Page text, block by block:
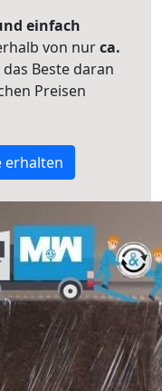
einfach
von nurca.
Beste daran
Preisen
erhalten